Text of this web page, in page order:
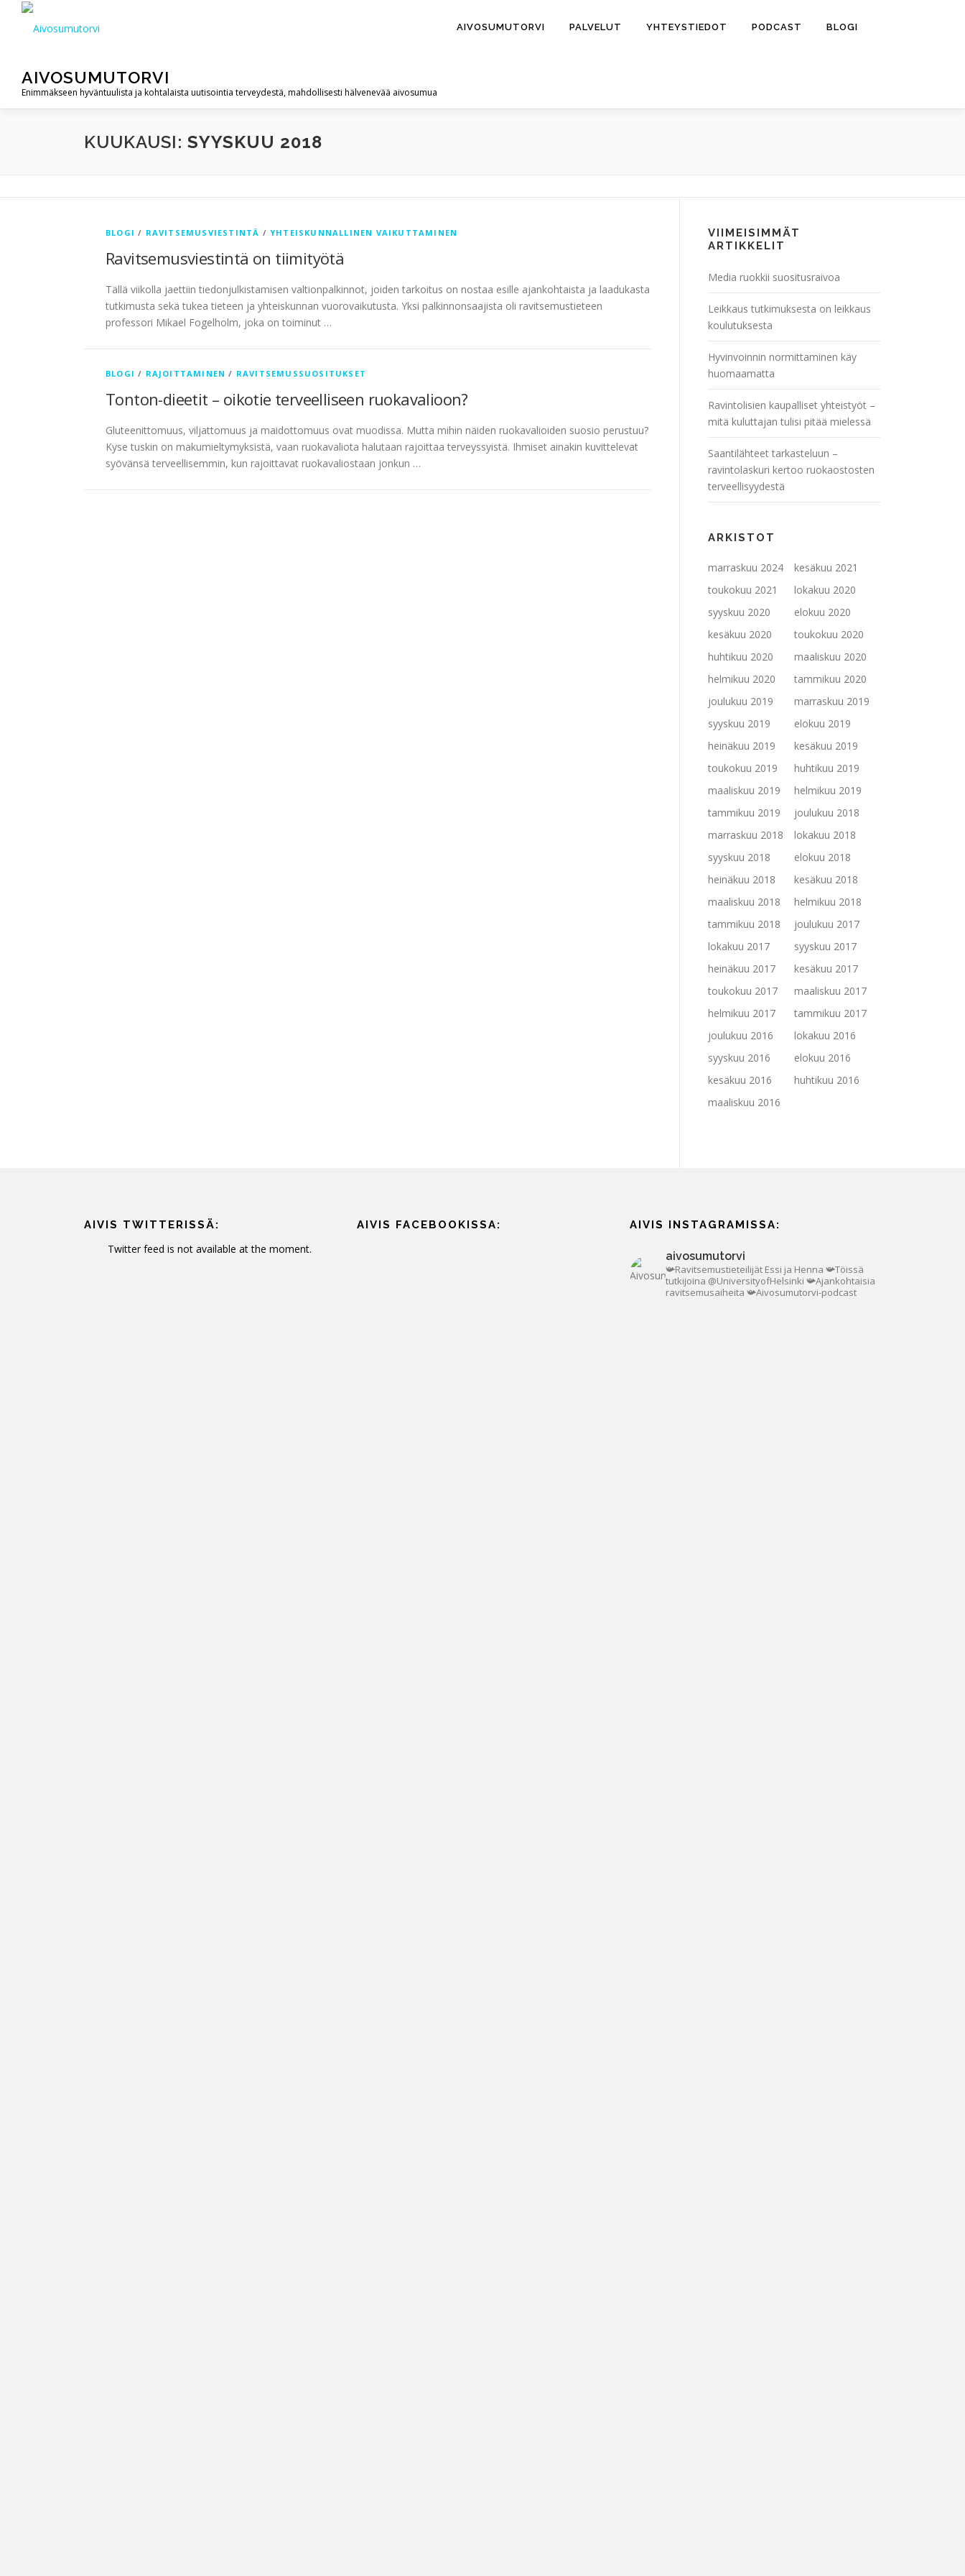
sisältöön
AIVOSUMUTORVI
Enimmäkseen hyväntuulista ja kohtalaista uutisointia terveydestä, mahdollisesti hälvenevää aivosumua
AIVOSUMUTORVI PALVELUT YHTEYSTIEDOT PODCAST BLOGI
KUUKAUSI: SYYSKUU 2018
BLOGI / RAVITSEMUSVIESTINTÄ /YHTEISKUNNALLINEN VAIKUTTAMINEN
Ravitsemusviestintä on tiimityötä
Tällä viikolla jaettiin tiedonjulkistamisen valtionpalkinnot, joiden tarkoitus on nostaa esille ajankohtaista ja laadukasta
tutkimusta sekä tukea tieteen ja yhteiskunnan vuorovaikutusta. Yksi palkinnonsaajista oli ravitsemustieteen
professori Mikael Fogelholm, joka on toiminut …
BLOGI / RAJOITTAMINEN / RAVITSEMUSSUOSITUKSET
Tonton-dieetit – oikotie terveelliseen ruokavalioon?
Gluteenittomuus, viljattomuus ja maidottomuus ovat muodissa. Mutta mihin näiden ruokavalioiden suosio perustuu?
Kyse tuskin on makumieltymyksistä, vaan ruokavaliota halutaan rajoittaa terveyssyistä. Ihmiset ainakin kuvittelevat
syövänsä terveellisemmin, kun rajoittavat ruokavaliostaan jonkun …
VIIMEISIMMÄT
ARTIKKELIT
Media ruokkii suositusraivoa
Leikkaus tutkimuksesta on leikkaus
koulutuksesta
Hyvinvoinnin normittaminen käy
huomaamatta
Ravintolisien kaupalliset yhteistyöt –
mitä kuluttajan tulisi pitää mielessä
Saantilähteet tarkasteluun –
ravintolaskuri kertoo ruokaostosten
terveellisyydestä
ARKISTOT
marraskuu 2024
kesäkuu 2021
toukokuu 2021
lokakuu 2020
syyskuu 2020
elokuu 2020
kesäkuu 2020
toukokuu 2020
huhtikuu 2020
maaliskuu 2020
helmikuu 2020
tammikuu 2020
joulukuu 2019
marraskuu 2019
syyskuu 2019
elokuu 2019
heinäkuu 2019
kesäkuu 2019
toukokuu 2019
huhtikuu 2019
maaliskuu 2019
helmikuu 2019
tammikuu 2019
joulukuu 2018
marraskuu 2018
lokakuu 2018
syyskuu 2018
elokuu 2018
heinäkuu 2018
kesäkuu 2018
maaliskuu 2018
helmikuu 2018
tammikuu 2018
joulukuu 2017
lokakuu 2017
syyskuu 2017
heinäkuu 2017
kesäkuu 2017
toukokuu 2017
maaliskuu 2017
helmikuu 2017
tammikuu 2017
joulukuu 2016
lokakuu 2016
syyskuu 2016
elokuu 2016
kesäkuu 2016
huhtikuu 2016
maaliskuu 2016
AIVIS TWITTERISSÄ:
Twitter feed is not available at the moment.
AIVIS FACEBOOKISSA: AIVIS INSTAGRAMISSA:
aivosumutorvi
📯Ravitsemustieteilijät Essi ja Henna 📯Töissä
tutkijoina @UniversityofHelsinki 📯Ajankohtaisia
ravitsemusaiheita 📯Aivosumutorvi-podcast